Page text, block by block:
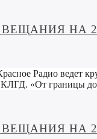
НА
Радио ведет
«От границы до
НА